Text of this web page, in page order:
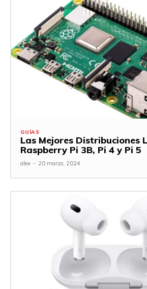
GUÍAS
Las Mejores Distribuciones
Raspberry Pi 3B, Pi 4 y Pi 5
alex - 20 marzo, 2024